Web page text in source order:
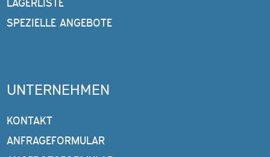
LAGERLISTE
SPEZIELLE ANGEBOTE
UNTERNEHMEN
KONTAKT
ANFRAGEFORMULAR